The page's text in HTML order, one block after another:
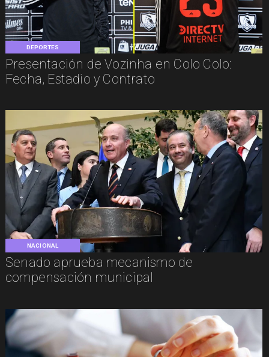
DEPORTES
Presentación de Vozinha en Colo Colo:
Fecha, Estadio y Contrato
NACIONAL
Senado aprueba mecanismo de
compensación municipal